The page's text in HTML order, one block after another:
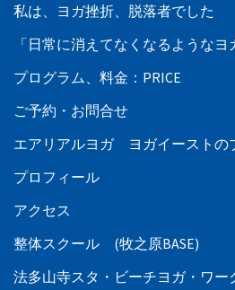
私は、ヨガ挫折、脱落者でした
「日常に消えてなくなるようなヨ
プログラム、料金：PRICE
ご予約・お問合せ
エアリアルヨガ ヨガイーストの
プロフィール
アクセス
整体スクール (牧之原BASE)
法多山寺スタ・ビーチヨガ・ワー